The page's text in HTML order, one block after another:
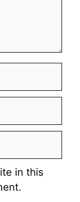
in this